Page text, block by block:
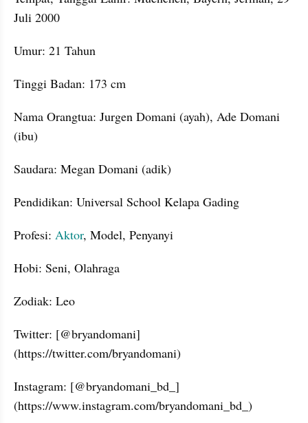
Juli 2000
Umur: 21 Tahun
Tinggi Badan: 173 cm
Nama Orangtua: Jurgen Domani (ayah), Ade Domani
(ibu)
Saudara: Megan Domani (adik)
Pendidikan: Universal School Kelapa Gading
Profesi: Aktor, Model, Penyanyi
Hobi: Seni, Olahraga
Zodiak: Leo
Twitter: [@bryandomani]
(https://twitter.com/bryandomani)
Instagram: [@bryandomani_bd_]
(https://www.instagram.com/bryandomani_bd_)